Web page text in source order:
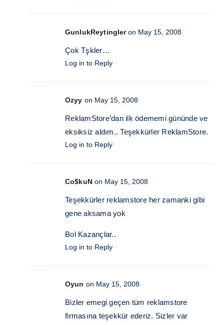
GunlukReytingler on May 15, 2008
Çok Tşkler…
Log in to Reply
Ozyy on May 15, 2008
ReklamStore’dan ilk ödememi gününde ve
eksiksiz aldım.. Teşekkürler ReklamStore.
Log in to Reply
Co$kuN on May 15, 2008
Teşekkürler reklamstore her zamanki gibi
gene aksama yok
Bol Kazançlar..
Log in to Reply
Oyun on May 15, 2008
Bizler emegi geçen tüm reklamstore
firmasına teşekkür ederiz. Sizler var